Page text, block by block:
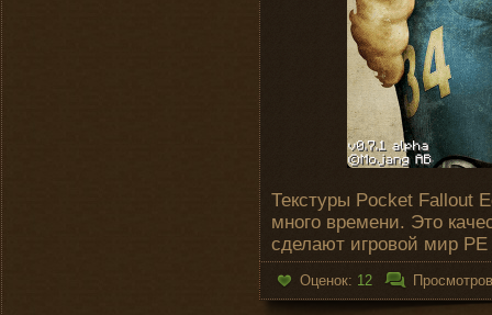
Текстуры Pocket Fallout
много времени. Это
сделают игровой мир
Оценок: 12